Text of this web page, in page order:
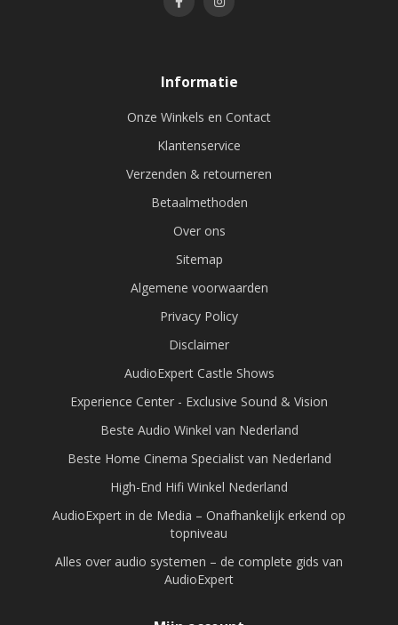
Informatie
Onze Winkels en Contact
Klantenservice
Verzenden & retourneren
Betaalmethoden
Over ons
Sitemap
Algemene voorwaarden
Privacy Policy
Disclaimer
AudioExpert Castle Shows
Experience Center - Exclusive Sound & Vision
Beste Audio Winkel van Nederland
Beste Home Cinema Specialist van Nederland
High-End Hifi Winkel Nederland
AudioExpert in de Media – Onafhankelijk erkend op
topniveau
Alles over audio systemen – de complete gids van
AudioExpert